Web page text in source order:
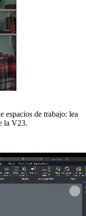
de trabajo: lea
la V23.